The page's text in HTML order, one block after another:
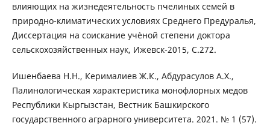
влияющих на жизнедеятельность пчелиных семей в
природно-климатических условиях Среднего Предуралья,
Диссертация на соискание учѐной степени доктора
сельскохозяйственных наук, Ижевск-2015, С.272.
Ишенбаева Н.Н., Керималиев Ж.К., Абдурасулов А.Х.,
Палинологическая характеристика монофлорных медов
Республики Кыргызстан, Вестник Башкирского
государственного аграрного университета. 2021. № 1 (57).